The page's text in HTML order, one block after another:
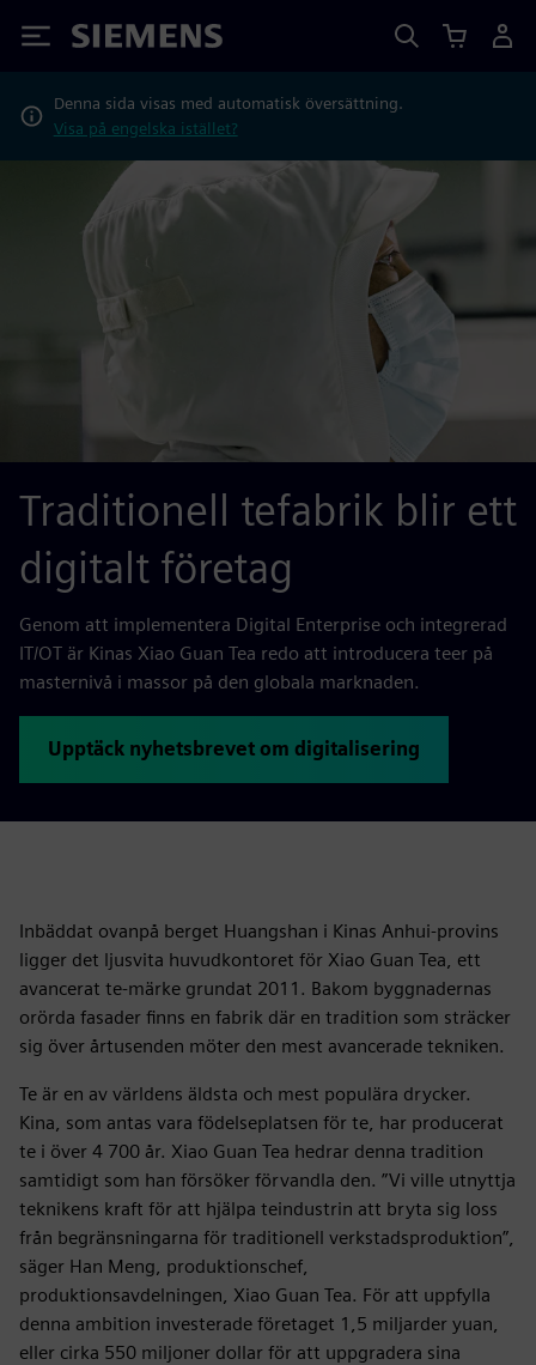
Siemens
Denna sida visas med automatisk översättning.
Visa på engelska istället?
Traditionell tefabrik blir ett
digitalt företag
Genom att implementera Digital Enterprise och integrerad
IT/OT är Kinas Xiao Guan Tea redo att introducera teer på
masternivå i massor på den globala marknaden.
Upptäck nyhetsbrevet om digitalisering
Inbäddat ovanpå berget Huangshan i Kinas Anhui-provins
ligger det ljusvita huvudkontoret för Xiao Guan Tea, ett
avancerat te-märke grundat 2011. Bakom byggnadernas
orörda fasader finns en fabrik där en tradition som sträcker
sig över årtusenden möter den mest avancerade tekniken.
Te är en av världens äldsta och mest populära drycker.
Kina, som antas vara födelseplatsen för te, har producerat
te i över 4 700 år. Xiao Guan Tea hedrar denna tradition
samtidigt som han försöker förvandla den. ”Vi ville utnyttja
teknikens kraft för att hjälpa teindustrin att bryta sig loss
från begränsningarna för traditionell verkstadsproduktion”,
säger Han Meng, produktionschef,
produktionsavdelningen, Xiao Guan Tea. För att uppfylla
denna ambition investerade företaget 1,5 miljarder yuan,
eller cirka 550 miljoner dollar för att uppgradera sina